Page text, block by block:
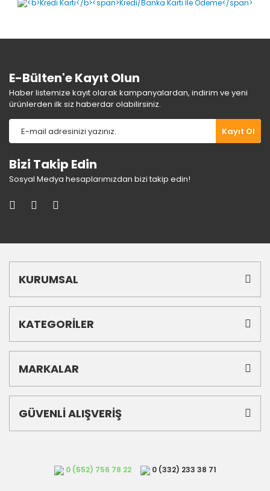
Ürün bilgilerinde hatalar bulunuyor.
E-Bülten'e Kayıt Olun
Haber listemize kayıt olarak kampanyalardan, indirim ve yeni
ürünlerden ilk siz haberdar olabilirsiniz.
Kayıt Ol
Bizi Takip Edin
Sosyal Medya hesaplarımızdan bizi takip edin!
KURUMSAL
KATEGORİLER
MARKALAR
GÜVENLİ ALIŞVERİŞ
0 (552) 756 78 22 0 (332) 233 38 71